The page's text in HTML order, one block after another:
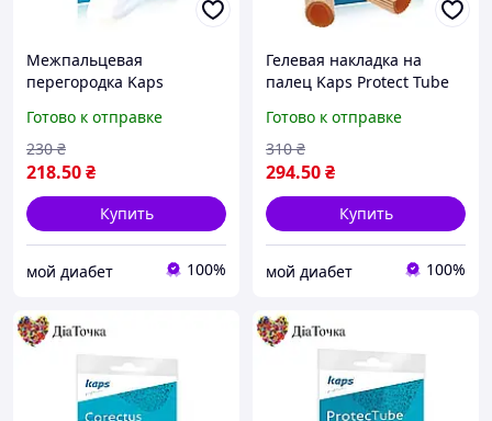
Межпальцевая
перегородка Kaps
Готово к отправке
218.50₴
230 ₴
Купить
мой диабет 100%
Гелевая накладка на
палец Kaps Protect Tube
Готово к отправке
294.50₴
310 ₴
Купить
мой диабет 100%